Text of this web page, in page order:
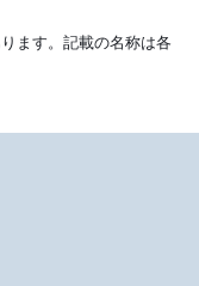
ます。記載の名称は各